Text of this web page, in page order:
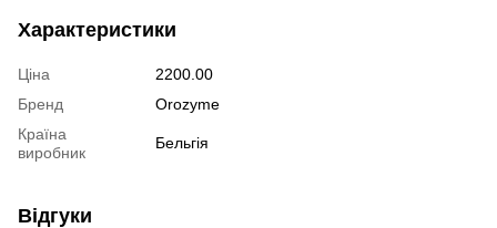
Характеристики
Ціна
2200.00
Бренд
Orozyme
Країна
виробник
Бельгія
Відгуки